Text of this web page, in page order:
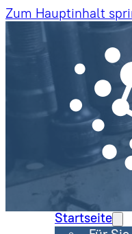
Zum Hauptinhalt
Startseite